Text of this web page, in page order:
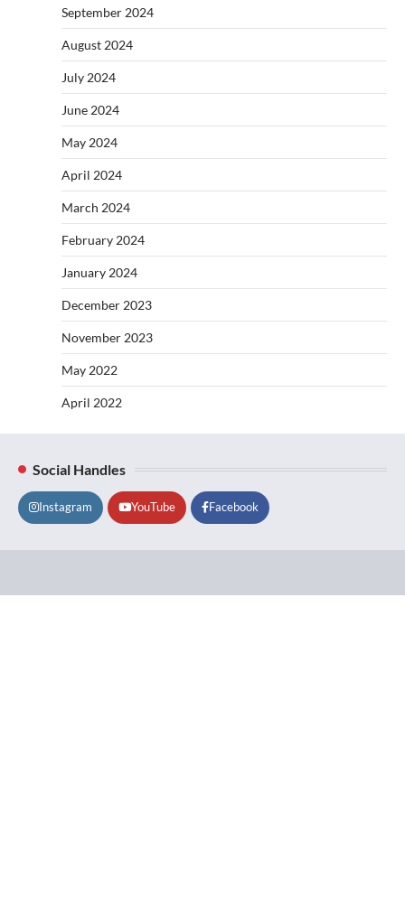
September 2024
August 2024
July 2024
June 2024
May 2024
April 2024
March 2024
February 2024
January 2024
December 2023
November 2023
May 2022
April 2022
Social Handles
Instagram YouTube Facebook